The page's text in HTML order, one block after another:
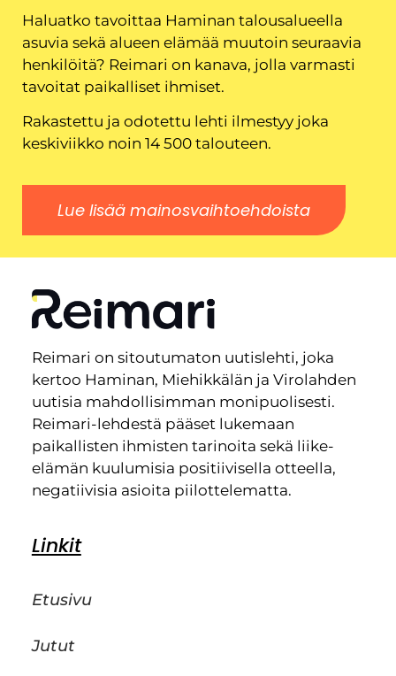
Haluatko tavoittaa Haminan talousalueella
asuvia sekä alueen elämää muutoin seuraavia
henkilöitä? Reimari on kanava, jolla varmasti
tavoitat paikalliset ihmiset.
Rakastettu ja odotettu lehti ilmestyy joka
keskiviikko noin 14 500 talouteen.
Lue lisää mainosvaihtoehdoista
Reimari on sitoutumaton uutislehti, joka
kertoo Haminan, Miehikkälän ja Virolahden
uutisia mahdollisimman monipuolisesti.
Reimari-lehdestä pääset lukemaan
paikallisten ihmisten tarinoita sekä liike-
elämän kuulumisia positiivisella otteella,
negatiivisia asioita piilottelematta.
Linkit
Etusivu
Jutut